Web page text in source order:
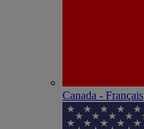
Canada - Français